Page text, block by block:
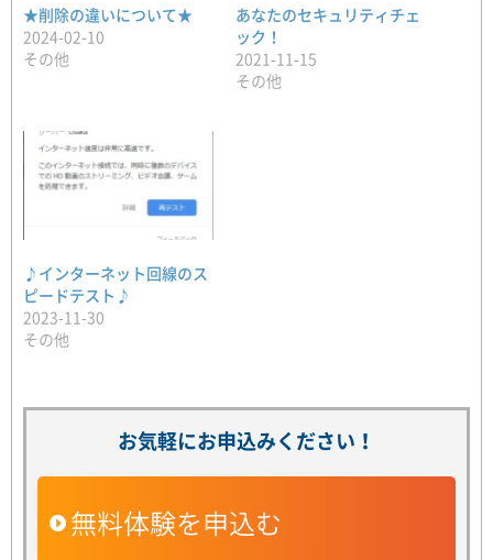
★削除の違いについて★
2024-02-10
その他
あなたのセキュリティチェ
ック！
2021-11-15
その他
♪インターネット回線のス
ピードテスト♪
2023-11-30
その他
お気軽にお申込みください！
無料体験を申込む